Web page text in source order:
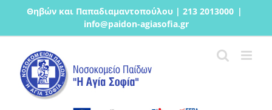
Μετάβαση
περιεχόμενο
Θηβών και Παπαδιαμαντοπούλου | 213 2013000 |
info@paidon-agiasofia.gr